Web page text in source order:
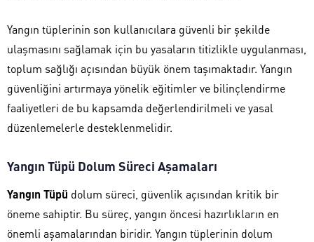
Yangın tüplerinin son kullanıcılara güvenli bir şekilde
ulaşmasını sağlamak için bu yasaların titizlikle uygulanması,
toplum sağlığı açısından büyük önem taşımaktadır. Yangın
güvenliğini artırmaya yönelik eğitimler ve bilinçlendirme
faaliyetleri de bu kapsamda değerlendirilmeli ve yasal
düzenlemelerle desteklenmelidir.
Yangın Tüpü Dolum Süreci Aşamaları
Yangın Tüpü dolum süreci, güvenlik açısından kritik bir
öneme sahiptir. Bu süreç, yangın öncesi hazırlıkların en
önemli aşamalarından biridir. Yangın tüplerinin dolum